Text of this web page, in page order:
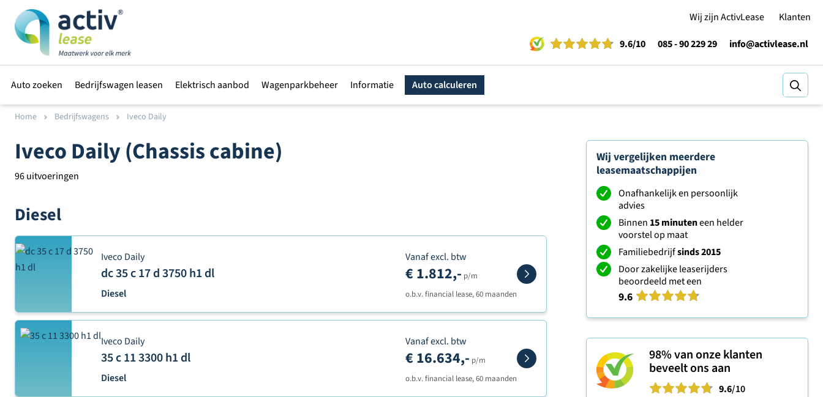
Wij zijn ActivLease
Klanten
9.6/10 085 - 90 229 29 info@activlease.nl
Auto zoeken Bedrijfswagen leasen Elektrisch aanbod Wagenparkbeheer Informatie Auto calculeren
Home Bedrijfswagens Iveco Daily
Iveco Daily (Chassis cabine)
96 uitvoeringen
Diesel
Iveco Daily
dc 35 c 17 d 3750 h1 dl
Diesel
Vanaf excl. btw
€ 1.812,- p/m
o.b.v. financial lease, 60 maanden
Iveco Daily
35 c 11 3300 h1 dl
Diesel
Vanaf excl. btw
€ 16.634,- p/m
o.b.v. financial lease, 60 maanden
Wij vergelijken meerdere
leasemaatschappijen
Onafhankelijk en persoonlijk
advies
Binnen 15 minuteneen helder
voorstel op maat
Familiebedrijfsinds 2015
Door zakelijke leaserijders
beoordeeld met een
9.6
98%van onze klanten
beveelt ons aan
9.6/10